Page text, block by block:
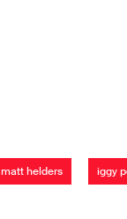
matt helders iggy